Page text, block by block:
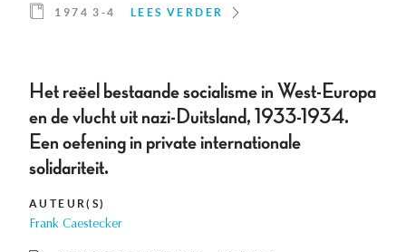
1974 3-4 LEES VERDER
Het reëel bestaande socialisme in West-Europa
en de vlucht uit nazi-Duitsland, 1933-1934.
Een oefening in private internationale
solidariteit.
AUTEUR(S)
Frank Caestecker